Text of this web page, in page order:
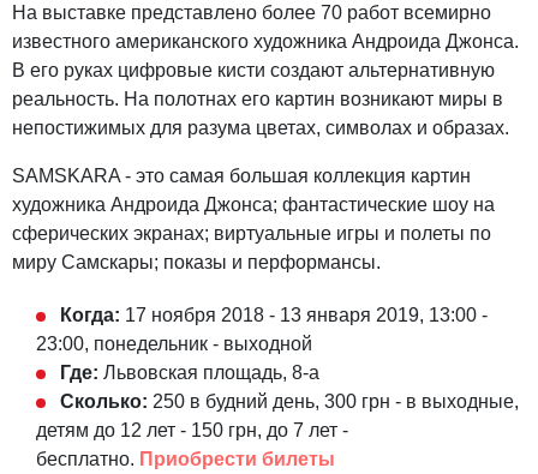
На выставке представлено более 70 работ всемирно
известного американского художника Андроида Джонса.
В его руках цифровые кисти создают альтернативную
реальность. На полотнах его картин возникают миры в
непостижимых для разума цветах, символах и образах.
SAMSKARA - это самая большая коллекция картин
художника Андроида Джонса; фантастические шоу на
сферических экранах; виртуальные игры и полеты по
миру Самскары; показы и перформансы.
Когда: 17 ноября 2018 - 13 января 2019, 13:00 -
23:00, понедельник - выходной
Где: Львовская площадь, 8-а
Сколько: 250 в будний день, 300 грн - в выходные,
детям до 12 лет - 150 грн, до 7 лет -
бесплатно. Приобрести билеты